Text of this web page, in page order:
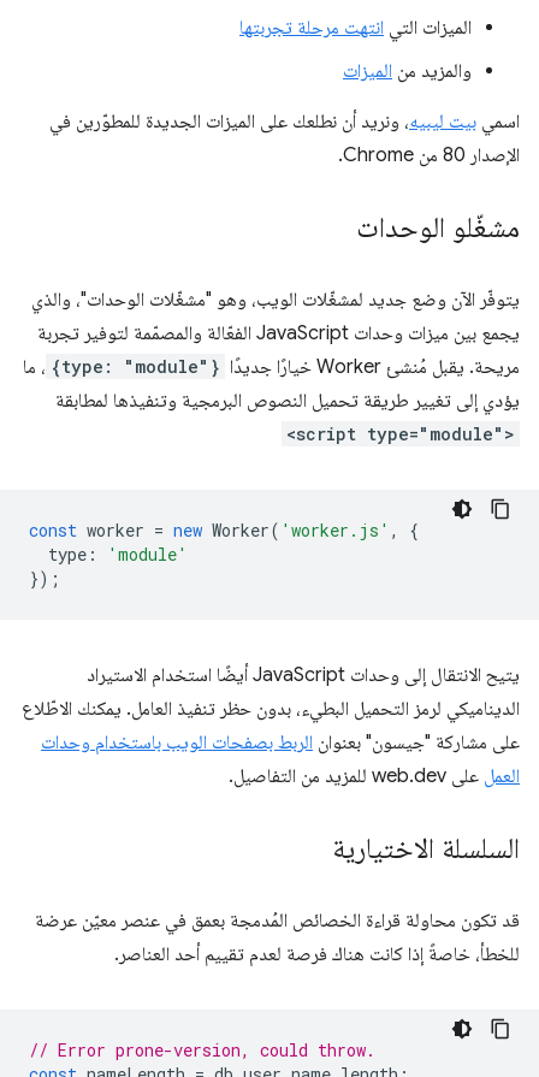
الميزات التي انتهت مرحلة تجربتها
والمزيد من الميزات
اسمي بيت ليبيه، ونريد أن نطلعك على الميزات الجديدة للمطوّرين في
الإصدار 80 من Chrome.
مشغّلو الوحدات
يتوفّر الآن وضع جديد لمشغّلات الويب، وهو "مشغّلات الوحدات"، والذي
يجمع بين ميزات وحدات JavaScript الفعّالة والمصمّمة لتوفير تجربة
مريحة. يقبل مُنشئ Worker خيارًا جديدًا
{type: "module"} ، ما
يؤدي إلى تغيير طريقة تحميل النصوص البرمجية وتنفيذها لمطابقة
<script type="module">
const worker = new Worker( 'worker.js' ,
{
type :
'module'
});
يتيح الانتقال إلى وحدات JavaScript أيضًا استخدام الاستيراد
الديناميكي لرمز التحميل البطيء، بدون حظر تنفيذ العامل. يمكنك الاطّلاع
على مشاركة "جيسون" بعنوان الربط بصفحات الويب باستخدام وحدات
العمل على web.dev للمزيد من التفاصيل.
السلسلة الاختيارية
قد تكون محاولة قراءة الخصائص المُدمجة بعمق في عنصر معيّن عرضة
للخطأ، خاصةً إذا كانت هناك فرصة لعدم تقييم أحد العناصر.
// Error prone-version, could throw.